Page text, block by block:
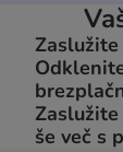
še več s